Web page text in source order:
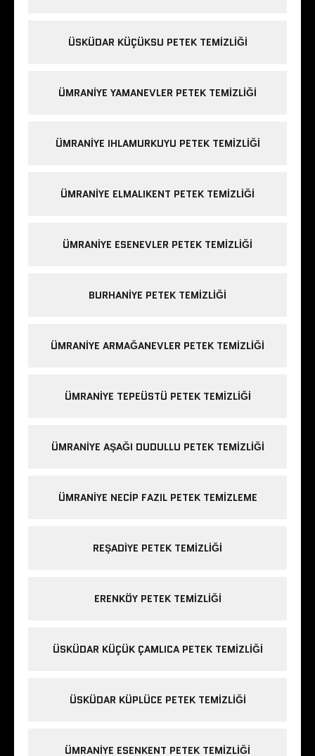
ÜSKÜDAR KÜÇÜKSU PETEK TEMIZLIĞI
ÜMRANIYE YAMANEVLER PETEK TEMIZLIĞI
ÜMRANIYE IHLAMURKUYU PETEK TEMIZLIĞI
ÜMRANIYE ELMALIKENT PETEK TEMIZLIĞI
ÜMRANIYE ESENEVLER PETEK TEMIZLIĞI
BURHANIYE PETEK TEMIZLIĞI
ÜMRANIYE ARMAĞANEVLER PETEK TEMIZLIĞI
ÜMRANIYE TEPEÜSTÜ PETEK TEMIZLIĞI
ÜMRANIYE AŞAĞI DUDULLU PETEK TEMIZLIĞI
ÜMRANIYE NECIP FAZIL PETEK TEMIZLEME
REŞADIYE PETEK TEMIZLIĞI
ERENKÖY PETEK TEMIZLIĞI
ÜSKÜDAR KÜÇÜK ÇAMLICA PETEK TEMIZLIĞI
ÜSKÜDAR KÜPLÜCE PETEK TEMIZLIĞI
ÜMRANIYE ESENKENT PETEK TEMIZLIĞI